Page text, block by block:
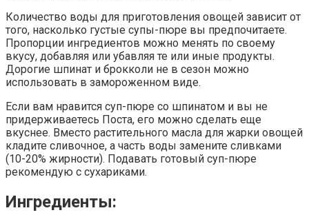
Количество воды для приготовления овощей зависит от
того, насколько густые супы-пюре вы предпочитаете.
Пропорции ингредиентов можно менять по своему
вкусу, добавляя или убавляя те или иные продукты.
Дорогие шпинат и брокколи не в сезон можно
использовать в замороженном виде.
Если вам нравится суп-пюре со шпинатом и вы не
придерживаетесь Поста, его можно сделать еще
вкуснее. Вместо растительного масла для жарки овощей
кладите сливочное, а часть воды замените сливками
(10-20% жирности). Подавать готовый суп-пюре
рекомендую с сухариками.
Ингредиенты: